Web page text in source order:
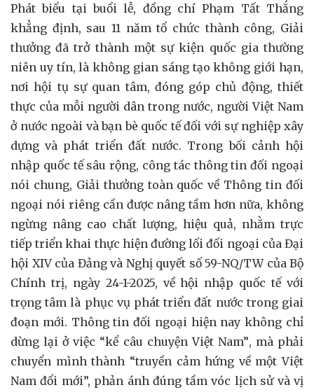
Phát biểu tại buổi lễ, đồng chí Phạm Tất Thắng
khẳng định, sau 11 năm tổ chức thành công, Giải
thưởng đã trở thành một sự kiện quốc gia thường
niên uy tín, là không gian sáng tạo không giới hạn,
nơi hội tụ sự quan tâm, đóng góp chủ động, thiết
thực của mỗi người dân trong nước, người Việt Nam
ở nước ngoài và bạn bè quốc tế đối với sự nghiệp xây
dựng và phát triển đất nước. Trong bối cảnh hội
nhập quốc tế sâu rộng, công tác thông tin đối ngoại
nói chung, Giải thưởng toàn quốc về Thông tin đối
ngoại nói riêng cần được nâng tầm hơn nữa, không
ngừng nâng cao chất lượng, hiệu quả, nhằm trực
tiếp triển khai thực hiện đường lối đối ngoại của Đại
hội XIV của Đảng và Nghị quyết số 59-NQ/TW của Bộ
Chính trị, ngày 24-1-2025, về hội nhập quốc tế với
trọng tâm là phục vụ phát triển đất nước trong giai
đoạn mới. Thông tin đối ngoại hiện nay không chỉ
dừng lại ở việc “kể câu chuyện Việt Nam”, mà phải
chuyển mình thành “truyền cảm hứng về một Việt
Nam đổi mới”, phản ánh đúng tầm vóc lịch sử và vị